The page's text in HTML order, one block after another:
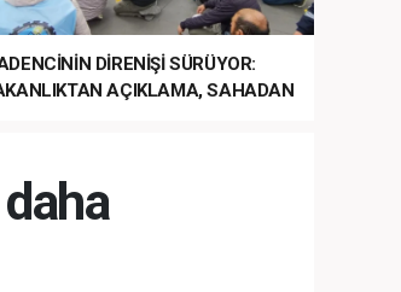
DİRENİŞİ SÜRÜYOR:
AÇIKLAMA, SAHADAN